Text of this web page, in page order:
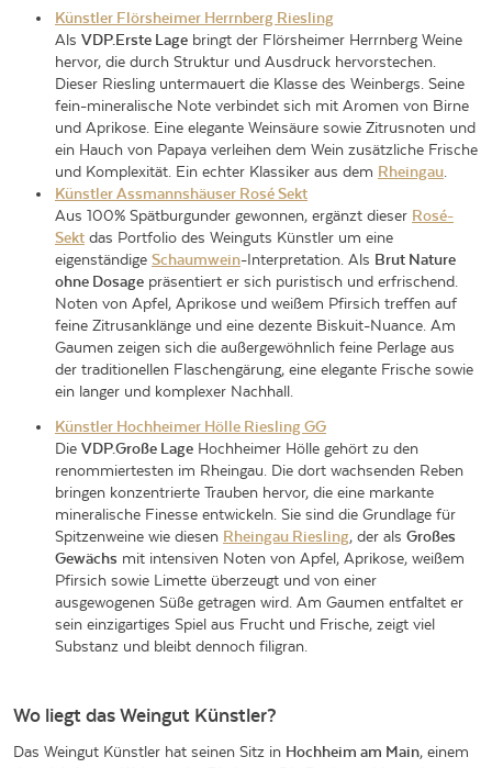
Künstler Flörsheimer Herrnberg Riesling
Als VDP.Erste Lage bringt der Flörsheimer Herrnberg Weine
hervor, die durch Struktur und Ausdruck hervorstechen.
Dieser Riesling untermauert die Klasse des Weinbergs. Seine
fein-mineralische Note verbindet sich mit Aromen von Birne
und Aprikose. Eine elegante Weinsäure sowie Zitrusnoten und
ein Hauch von Papaya verleihen dem Wein zusätzliche Frische
und Komplexität. Ein echter Klassiker aus dem Rheingau
Künstler Assmannshäuser Rosé Sekt
Aus 100% Spätburgunder gewonnen, ergänzt dieser Rosé-
Sekt das Portfolio des Weinguts Künstler um eine
eigenständige Schaumwein-Interpretation. Als Brut Nature
ohne Dosage präsentiert er sich puristisch und erfrischend.
Noten von Apfel, Aprikose und weißem Pfirsich treffen auf
feine Zitrusanklänge und eine dezente Biskuit-Nuance. Am
Gaumen zeigen sich die außergewöhnlich feine Perlage aus
der traditionellen Flaschengärung, eine elegante Frische sowie
ein langer und komplexer Nachhall.
Künstler Hochheimer Hölle Riesling GG
Die VDP.Große Lage Hochheimer Hölle gehört zu den
renommiertesten im Rheingau. Die dort wachsenden Reben
bringen konzentrierte Trauben hervor, die eine markante
mineralische Finesse entwickeln. Sie sind die Grundlage für
Spitzenweine wie diesen Rheingau Riesling, der als Großes
Gewächs mit intensiven Noten von Apfel, Aprikose, weißem
Pfirsich sowie Limette überzeugt und von einer
ausgewogenen Süße getragen wird. Am Gaumen entfaltet er
sein einzigartiges Spiel aus Frucht und Frische, zeigt viel
Substanz und bleibt dennoch filigran.
Wo liegt das Weingut Künstler?
Das Weingut Künstler hat seinen Sitz in Hochheim am Main, einem